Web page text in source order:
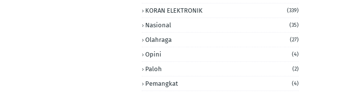
KORAN ELEKTRONIK (339)
Nasional (35)
Olahraga (27)
Opini (4)
Paloh (2)
Pemangkat (4)